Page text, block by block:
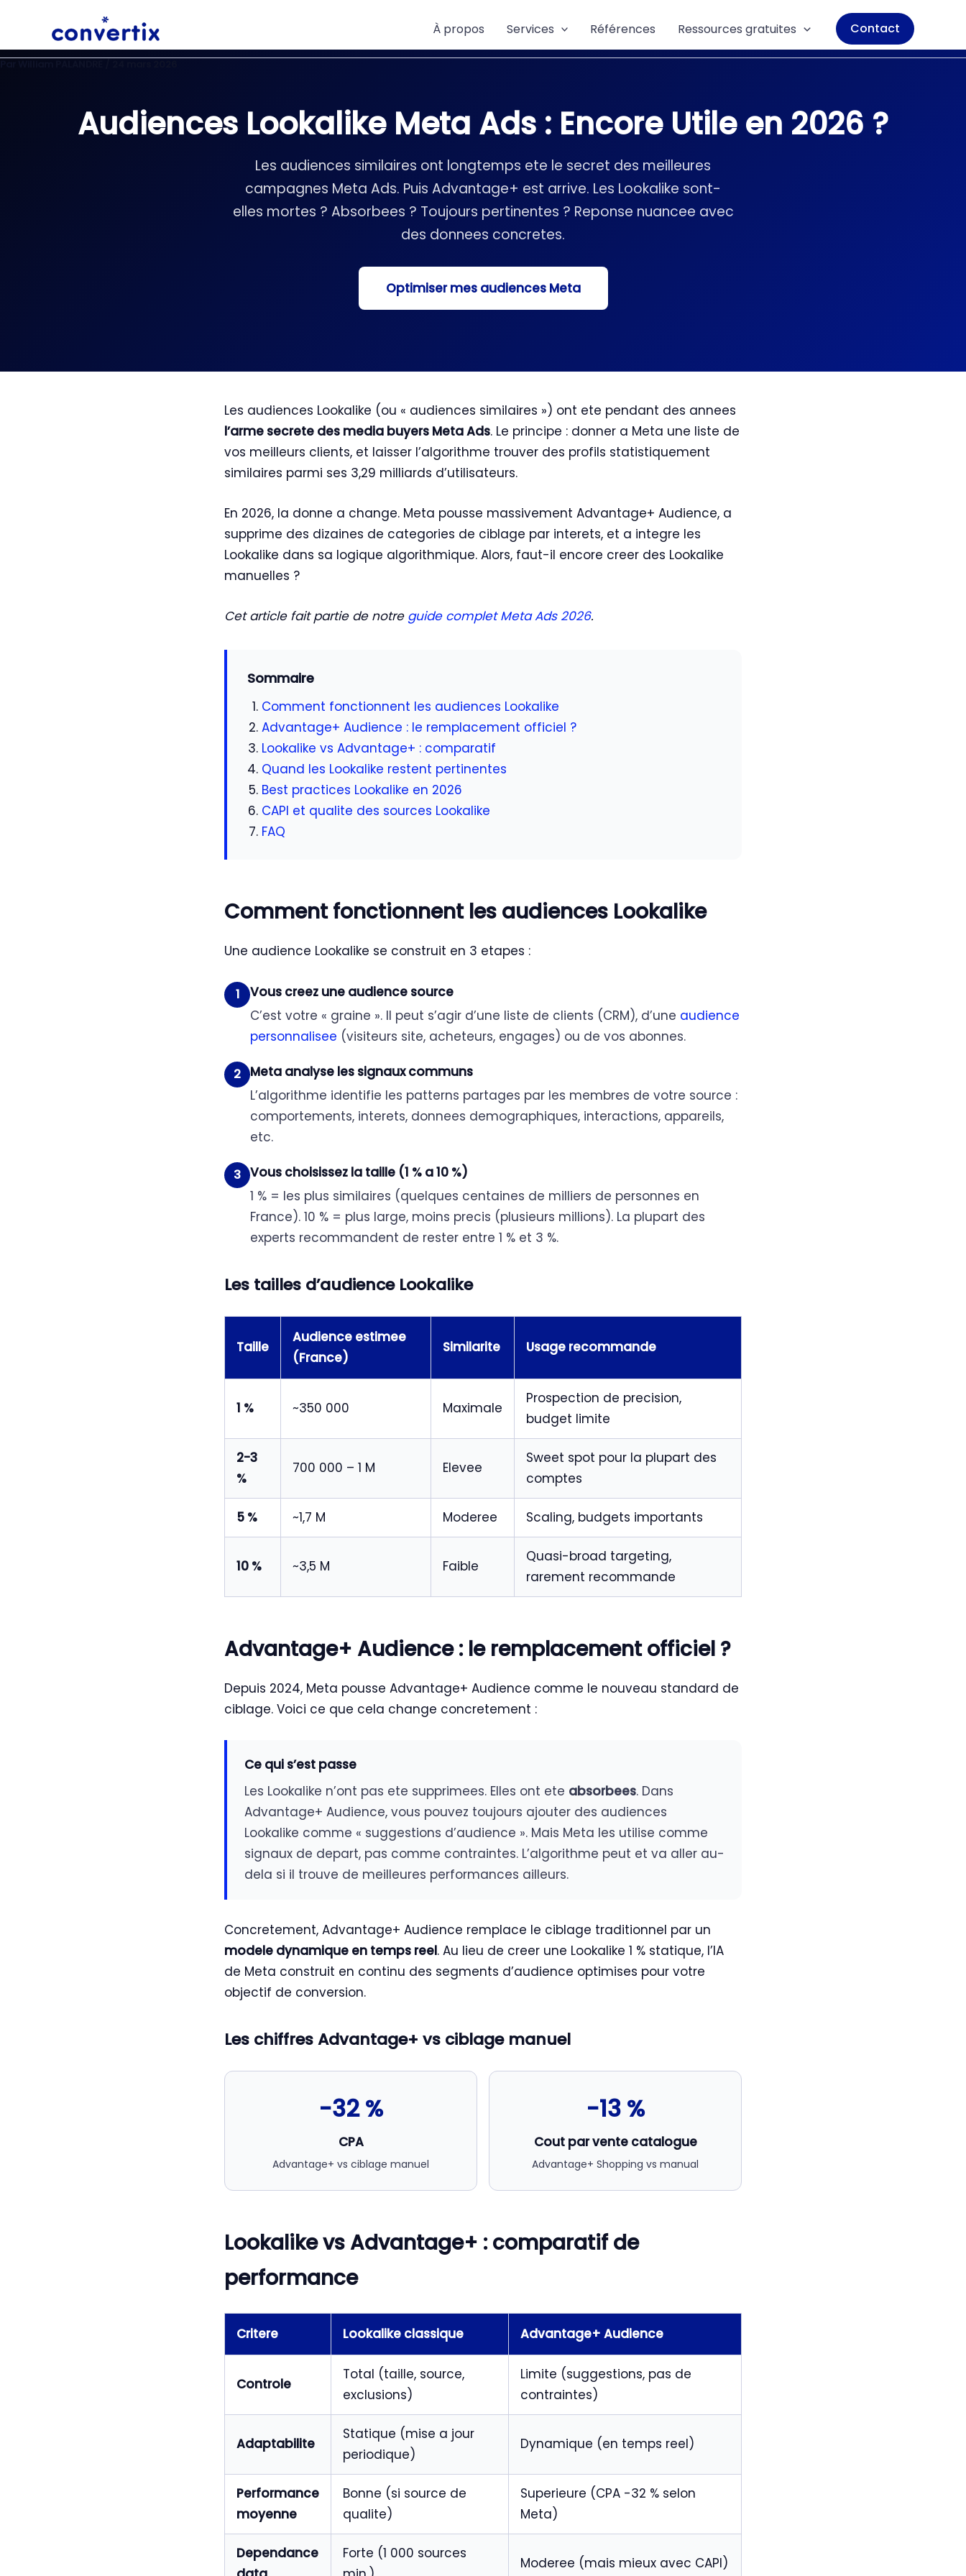
contenu
À propos Services Références Ressources gratuites Contact
Audiences Lookalike Meta Ads : Encore Utile en 2026 ?
Les audiences similaires ont longtemps ete le secret des meilleures
campagnes Meta Ads. Puis Advantage+ est arrive. Les Lookalike sont-
elles mortes ? Absorbees ? Toujours pertinentes ? Reponse nuancee avec
des donnees concretes.
Optimiser mes audiences Meta
Les audiences Lookalike (ou « audiences similaires ») ont ete pendant des annees
l’arme secrete des media buyers Meta Ads. Le principe : donner a Meta une liste de
vos meilleurs clients, et laisser l’algorithme trouver des profils statistiquement
similaires parmi ses 3,29 milliards d’utilisateurs.
En 2026, la donne a change. Meta pousse massivement Advantage+ Audience, a
supprime des dizaines de categories de ciblage par interets, et a integre les
Lookalike dans sa logique algorithmique. Alors, faut-il encore creer des Lookalike
manuelles ?
Cet article fait partie de notre guide complet Meta Ads 2026.
Sommaire
Comment fonctionnent les audiences Lookalike
Advantage+ Audience : le remplacement officiel ?
Lookalike vs Advantage+ : comparatif
Quand les Lookalike restent pertinentes
Best practices Lookalike en 2026
CAPI et qualite des sources Lookalike
FAQ
Comment fonctionnent les audiences Lookalike
Une audience Lookalike se construit en 3 etapes :
1
Vous creez une audience source
C’est votre « graine ». Il peut s’agir d’une liste de clients (CRM), d’une audience
personnalisee (visiteurs site, acheteurs, engages) ou de vos abonnes.
2
Meta analyse les signaux communs
L’algorithme identifie les patterns partages par les membres de votre source :
comportements, interets, donnees demographiques, interactions, appareils,
etc.
3 Vous choisissez la taille (1 % a 10 %)
1 % = les plus similaires (quelques centaines de milliers de personnes en
France). 10 % = plus large, moins precis (plusieurs millions). La plupart des
experts recommandent de rester entre 1 % et 3 %.
Les tailles d’audience Lookalike
Taille
Audience estimee
(France)
Similarite Usage recommande
1 % ~350 000 Maximale
Prospection de precision,
budget limite
2-3
%
700 000 – 1 M Elevee
Sweet spot pour la plupart des
comptes
5 % ~1,7 M Moderee Scaling, budgets importants
10 % ~3,5 M Faible
Quasi-broad targeting,
rarement recommande
Advantage+ Audience : le remplacement officiel ?
Depuis 2024, Meta pousse Advantage+ Audience comme le nouveau standard de
ciblage. Voici ce que cela change concretement :
Ce qui s’est passe
Les Lookalike n’ont pas ete supprimees. Elles ont ete absorbees. Dans
Advantage+ Audience, vous pouvez toujours ajouter des audiences
Lookalike comme « suggestions d’audience ». Mais Meta les utilise comme
signaux de depart, pas comme contraintes. L’algorithme peut et va aller au-
dela si il trouve de meilleures performances ailleurs.
Concretement, Advantage+ Audience remplace le ciblage traditionnel par un
modele dynamique en temps reel. Au lieu de creer une Lookalike 1 % statique, l’IA
de Meta construit en continu des segments d’audience optimises pour votre
objectif de conversion.
Les chiffres Advantage+ vs ciblage manuel
-32 %
CPA
Advantage+ vs ciblage manuel
-13 %
Cout par vente catalogue
Advantage+ Shopping vs manual
Lookalike vs Advantage+ : comparatif de
performance
Critere Lookalike classique Advantage+ Audience
Controle
Total (taille, source,
exclusions)
Limite (suggestions, pas de
contraintes)
Adaptabilite
Statique (mise a jour
periodique)
Dynamique (en temps reel)
Performance
moyenne
Bonne (si source de
qualite)
Superieure (CPA -32 % selon
Meta)
Dependance
Forte (1 000 sources
Moderee (mais mieux avec CAPI)